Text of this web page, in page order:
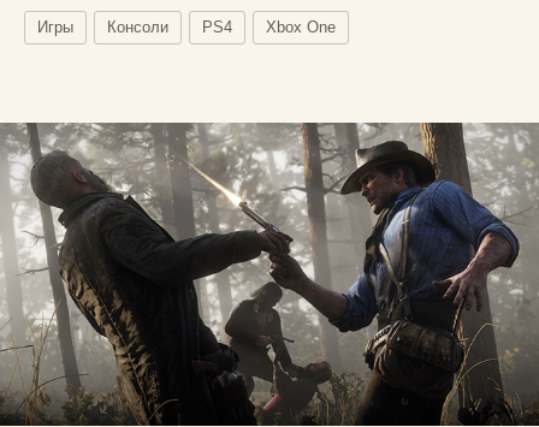
Игры Консоли PS4 Xbox One